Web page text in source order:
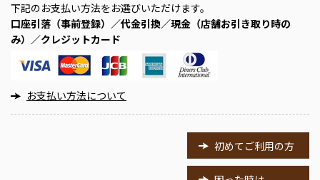
下記のお支払い方法をお選びいただけます。
口座引落（事前登録）／代金引換／現金（店舗お引き取り時の
み）／クレジットカード
お支払い方法について
初めてご利用の方